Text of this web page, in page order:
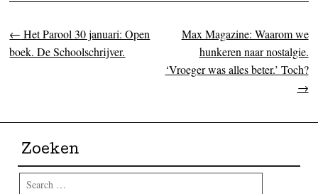
Post navigation
← Het Parool 30 januari: Open
boek. De Schoolschrijver.
Max Magazine: Waarom we
hunkeren naar nostalgie.
‘Vroeger was alles beter.’ Toch?
→
Zoeken
Search